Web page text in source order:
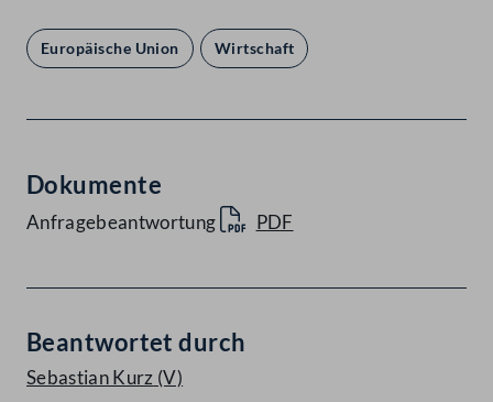
Europäische Union Wirtschaft
Dokumente
Anfragebeantwortung PDF
Beantwortet durch
Sebastian Kurz (V)